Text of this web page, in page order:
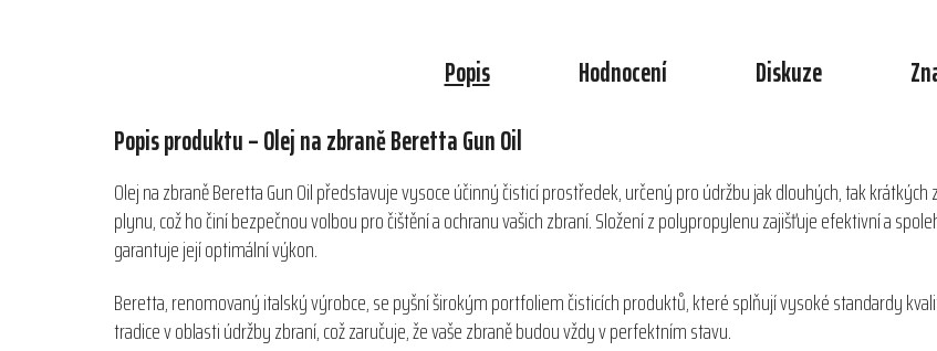
Popis Hodnocení Diskuze
Popis produktu – Olej na zbraně Beretta Gun Oil
Olej na zbraně Beretta Gun Oil představuje vysoce účinný čisticí prostředek, určený pro údržbu jak dlouhých, tak
plynu, což ho činí bezpečnou volbou pro čištění a ochranu vašich zbraní. Složení z polypropylenu zajišťuje efektivní a
garantuje její optimální výkon.
Beretta, renomovaný italský výrobce, se pyšní širokým portfoliem čisticích produktů, které splňují vysoké standardy
tradice v oblasti údržby zbraní, což zaručuje, že vaše zbraně budou vždy v perfektním stavu.